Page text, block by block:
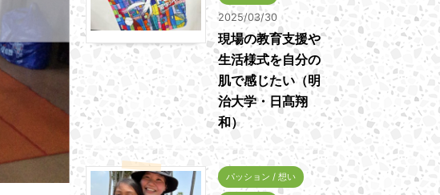
2025/03/30
現場の教育支援や
生活様式を自分の
肌で感じたい（明
治大学・日髙翔
和）
パッション / 想い